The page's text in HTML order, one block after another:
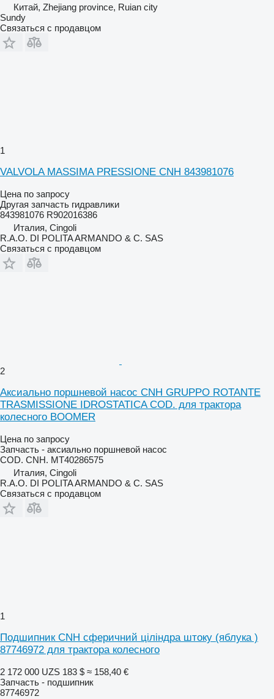
Китай, Zhejiang province, Ruian city
Sundy
Связаться с продавцом
1
VALVOLA MASSIMA PRESSIONE CNH 843981076
Цена по запросу
Другая запчасть гидравлики
843981076 R902016386
Италия, Cingoli
R.A.O. DI POLITA ARMANDO & C. SAS
Связаться с продавцом
2
Аксиально поршневой насос CNH GRUPPO ROTANTE
TRASMISSIONE IDROSTATICA COD. для трактора
колесного BOOMER
Цена по запросу
Запчасть - аксиально поршневой насос
COD. CNH. MT40286575
Италия, Cingoli
R.A.O. DI POLITA ARMANDO & C. SAS
Связаться с продавцом
1
Подшипник CNH сферичний ціліндра штоку (яблука )
87746972 для трактора колесного
2 172 000 UZS 183 $ ≈ 158,40 €
Запчасть - подшипник
87746972